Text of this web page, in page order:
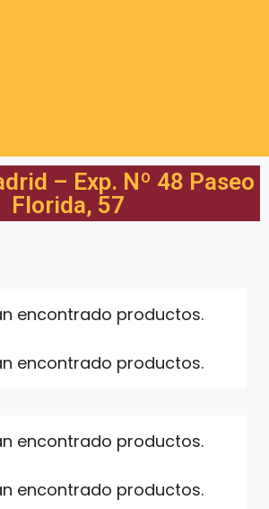
– Exp. Nº 48 Paseo
Florida, 57
encontrado productos.
encontrado productos.
encontrado productos.
encontrado productos.